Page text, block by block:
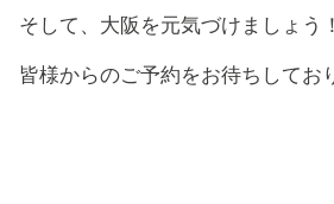
そして、大阪を元気づけましょう！
皆様からのご予約をお待ちしてお